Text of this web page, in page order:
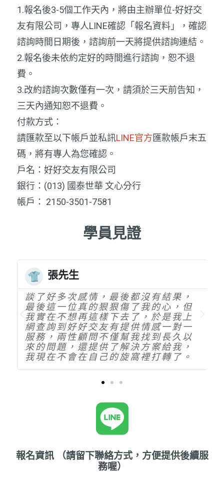
1.報名後3-5個工作天內，將由主辦單位-好好交
友有限公司，專人LINE確認「報名資料」，確認
諮詢時間日期後， 諮詢前一天將提供諮詢連結。
2.報名後未依約定好的時間進行諮詢，恕不退
費。
3.改約諮詢次數僅有一次，請須於三天前告知，
三天內通知恕不退費。
付款方式：
請匯款至以下帳戶並私訊LINE官方匯款帳戶末五
碼，將有專人為您確認。
戶名：好好交友有限公司
銀行：(013) 國泰世華 文心分行
帳戶： 2150-3501-7581
學員見證
張先生
談了好多次感情，最後都沒有結果，
最後這一位真的狠狠傷了我的心，但
我實在不想再這樣下去了，於是我上
網查詢到好好交友有提供情感一對一
服務，兩性顧問不僅幫我找到長久以
來的問題，還提供了解決方案給我，
我現在不會在自己的旋窩裡打轉了。
報名資訊 （請留下聯絡方式，方便提供後續服
務喔）